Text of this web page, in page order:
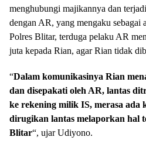
menghubungi majikannya dan
dengan AR, yang mengaku sebagai
Polres Blitar, terduga pelaku AR
juta kepada Rian, agar Rian tidak
“Dalam komunikasinya Rian
dan disepakati oleh AR, lantas
ke rekening milik IS, merasa ada
dirugikan lantas melaporkan hal
Blitar“, ujar Udiyono.